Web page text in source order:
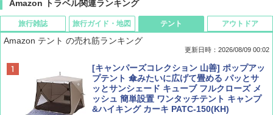
Amazon トラベル関連ランキング
旅行雑誌
BE-PAL(ビ-パル) 2026年 9 月号【特別付録:
SOTO ミニマル"旅"財布 ランダム2種】
￥1,500
旅行ガイド・地図
D40 地球の歩き方 チェンマイ タイ北部の魅
力的な町 2026～2027 地球の歩き方D アジア
￥2,079
テント
Amazon テント の売れ筋ランキング
更新日時：2026/08/09 00:02
[キャンパーズコレクション 山善] ポップアッ
プテント 傘みたいに広げて畳める パッとサ
ッとサンシェード キューブ フルクローズ メ
ッシュ 簡単設置 ワンタッチテント キャンプ
&ハイキング カーキ PATC-150(KH)
アウトドア